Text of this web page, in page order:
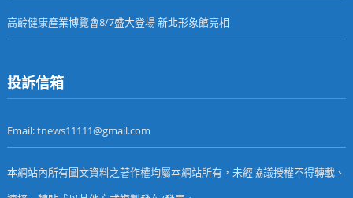
高齡健康產業博覽會8/7盛大登場 新北形象館亮相
投訴信箱
Email: tnews11111@gmail.com
本網站內所有圖文資料之著作權均屬本網站所有，未經協議授權不得轉載、